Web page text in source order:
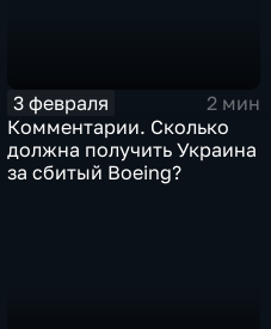
3 февраля
2 мин
Комментарии. Сколько
должна получить Украина
за сбитый Boeing?